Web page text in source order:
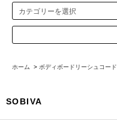
ホーム > ボディボードリーシュコード
SOBIVA